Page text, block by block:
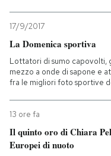
17/9/2017
La Domenica sportiva
Lottatori di sumo capovolti,
mezzo a onde di sapone e
fra le migliori foto sportive
13 ore fa
Il quinto oro di Chiara
Europei di nuoto